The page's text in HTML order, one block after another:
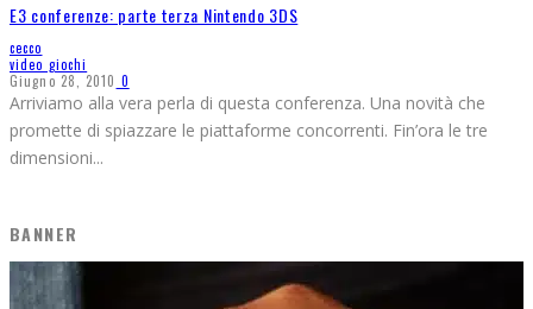
E3 conferenze: parte terza Nintendo 3DS
cecco
video giochi
Giugno 28, 2010 0
Arriviamo alla vera perla di questa conferenza. Una novità che
promette di spiazzare le piattaforme concorrenti. Fin’ora le tre
dimensioni...
BANNER